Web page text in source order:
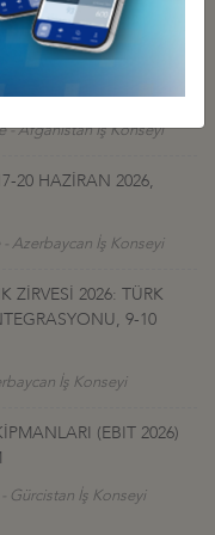
- Gürcistan İş Konseyi
İHALESİ HK
- Afganistan İş Konseyi
20 HAZİRAN 2026,
- Azerbaycan İş Konseyi
ZİRVESİ 2026: TÜRK
9-10
İş Konseyi
(EBIT 2026)
- Gürcistan İş Konseyi